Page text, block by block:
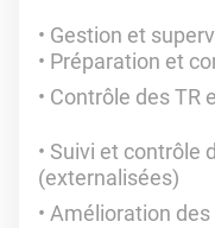
Gestion et
Préparation et
Contrôle des TR
Suivi et contrôle
(externalisées)
Amélioration